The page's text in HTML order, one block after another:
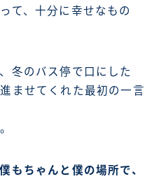
て、十分に幸せなもの
冬のバス停で口にした
ませてくれた最初の一言
もちゃんと僕の場所で、